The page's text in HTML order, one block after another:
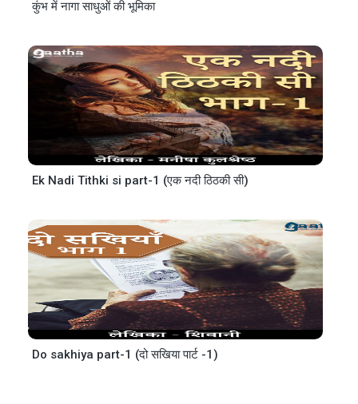
कुंभ में नागा साधुओं की भूमिका
Ek Nadi Tithki si part-1 (एक नदी ठिठकी सी)
Do sakhiya part-1 (दो सखिया पार्ट -1)